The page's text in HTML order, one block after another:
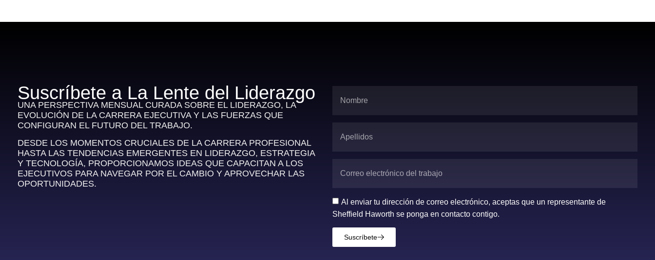
Suscríbete a La Lente del Liderazgo
UNA PERSPECTIVA MENSUAL CURADA SOBRE EL LIDERAZGO, LA
EVOLUCIÓN DE LA CARRERA EJECUTIVA Y LAS FUERZAS QUE
CONFIGURAN EL FUTURO DEL TRABAJO.
DESDE LOS MOMENTOS CRUCIALES DE LA CARRERA PROFESIONAL
HASTA LAS TENDENCIAS EMERGENTES EN LIDERAZGO, ESTRATEGIA
Y TECNOLOGÍA, PROPORCIONAMOS IDEAS QUE CAPACITAN A LOS
EJECUTIVOS PARA NAVEGAR POR EL CAMBIO Y APROVECHAR LAS
OPORTUNIDADES.
Al enviar tu dirección de correo electrónico, aceptas que un representante de
Sheffield Haworth se ponga en contacto contigo.
Suscríbete